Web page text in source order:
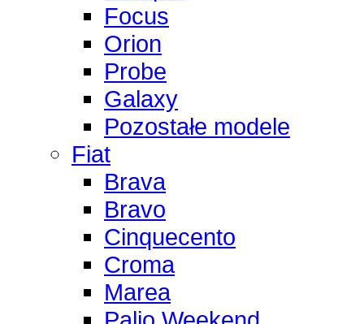
Focus
Orion
Probe
Galaxy
Pozostałe modele
Fiat
Brava
Bravo
Cinquecento
Croma
Marea